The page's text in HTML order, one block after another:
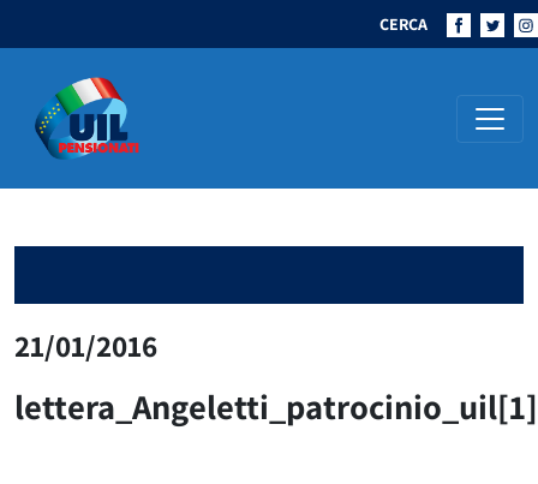
CERCA
Navigazione principale
21/01/2016
lettera_Angeletti_patrocinio_uil[1]